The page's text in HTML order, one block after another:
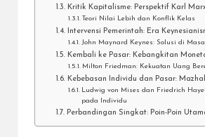
Kritik Kapitalisme: Perspektif Karl
Teori Nilai Lebih dan Konflik Kelas
Intervensi Pemerintah: Era
John Maynard Keynes: Solusi di
Kembali ke Pasar: Kebangkitan
Milton Friedman: Kekuatan Uang
Kebebasan Individu dan Pasar:
Ludwig von Mises dan Friedrich
pada Individu
Perbandingan Singkat: Poin-Poin